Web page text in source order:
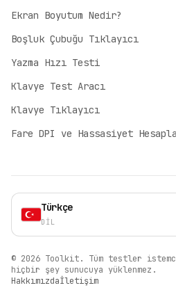
Ekran Boyutum Nedir?
Boşluk Çubuğu Tıklayıcı
Yazma Hızı Testi
Klavye Test Aracı
Klavye Tıklayıcı
Fare DPI ve Hassasiyet
Türkçe
DIL
English
Deutsch
German
Español
Français
French
Polski
Polish
Türkçe
Turkish
© 2026 Toolkit. Tüm testler
hiçbir şey sunucuya yüklenmez.
Hakkımızdaİletişim